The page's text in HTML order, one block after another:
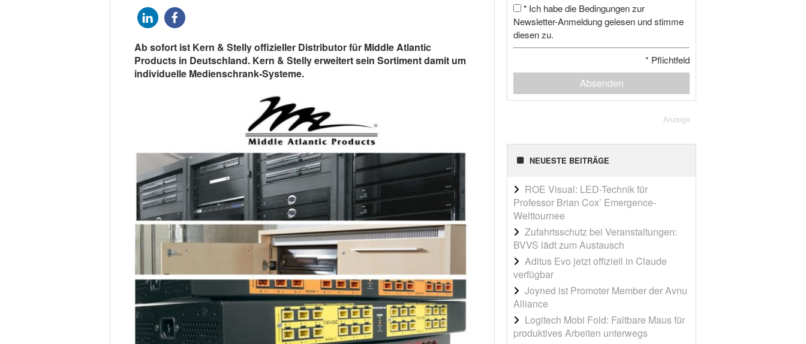
Ab sofort ist Kern & Stelly offizieller Distributor für Middle Atlantic
Products in Deutschland. Kern & Stelly erweitert sein Sortiment damit um
individuelle Medienschrank-Systeme.
* Ich habe die Bedingungen zur
Newsletter-Anmeldung gelesen und stimme
diesen zu.
* Pflichtfeld
Absenden
Anzeige
NEUESTE BEITRÄGE
ROE Visual: LED-Technik für
Professor Brian Cox’ Emergence-
Welttournee
Zufahrtsschutz bei Veranstaltungen:
BVVS lädt zum Austausch
Aditus Evo jetzt offiziell in Claude
verfügbar
Joyned ist Promoter Member der Avnu
Alliance
Logitech Mobi Fold: Faltbare Maus für
produktives Arbeiten unterwegs